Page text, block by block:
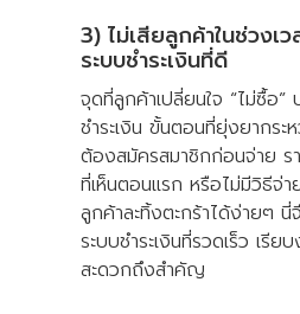
3) ไม่เสียลูกค้าในช่วงเ
ระบบชำระเงินที่ดี
จุดที่ลูกค้าเปลี่ยนใจ “ไม่ซื้อ
ชำระเงิน ขั้นตอนที่ยุ่งยากระห
ต้องสมัครสมาชิกก่อนจ่าย ร
ที่เห็นตอนแรก หรือไม่มีวิธีจ่า
ลูกค้าละทิ้งตะกร้าได้ง่ายๆ นี่
ระบบชำระเงินที่รวดเร็ว เรีย
สะดวกถึงสำคัญ